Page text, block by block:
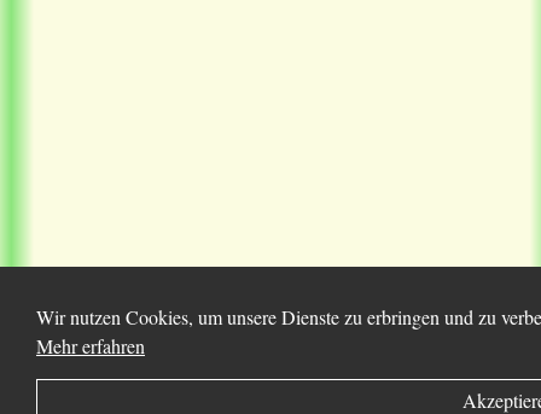
Wir nutzen Cookies, um unsere Dienste zu erbringen und zu
Mehr erfahren